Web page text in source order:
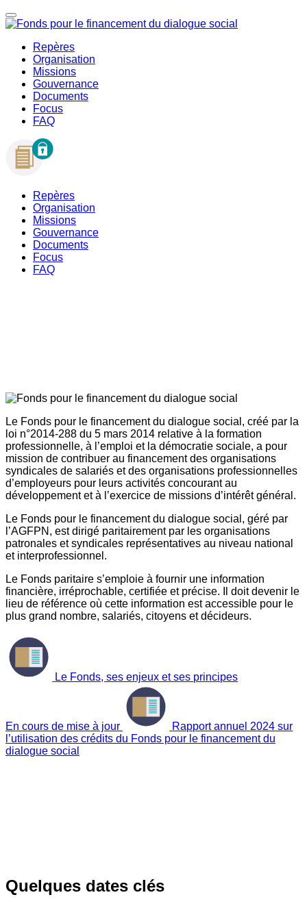
Repères
Organisation
Missions
Gouvernance
Documents
Focus
FAQ
Repères
Organisation
Missions
Gouvernance
Documents
Focus
FAQ
Le Fonds pour le financement du dialogue social, créé par la
loi n°2014-288 du 5 mars 2014 relative à la formation
professionnelle, à l’emploi et la démocratie sociale, a pour
mission de contribuer au financement des organisations
syndicales de salariés et des organisations professionnelles
d’employeurs pour leurs activités concourant au
développement et à l’exercice de missions d’intérêt général.
Le Fonds pour le financement du dialogue social, géré par
l’AGFPN, est dirigé paritairement par les organisations
patronales et syndicales représentatives au niveau national
et interprofessionnel.
Le Fonds paritaire s’emploie à fournir une information
financière, irréprochable, certifiée et précise. Il doit devenir le
lieu de référence où cette information est accessible pour le
plus grand nombre, salariés, citoyens et décideurs.
Le Fonds, ses enjeux et ses principes
En cours de mise à jour
Rapport annuel 2024 sur
l’utilisation des crédits du Fonds pour le financement du
dialogue social
Quelques dates clés